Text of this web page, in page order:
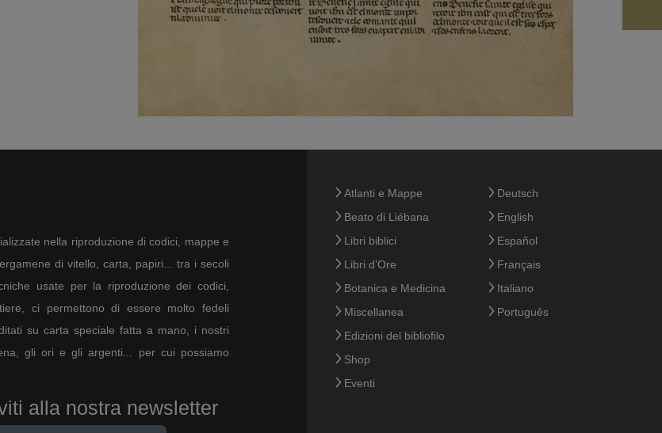
nella riproduzione di codici, mappe e
di vitello, carta, papiri... tra i secoli
usate per la riproduzione dei codici,
ci permettono di essere molto fedeli
su carta speciale fatta a mano, i nostri
gli ori e gli argenti... per cui possiamo
alla nostra newsletter
Atlanti e Mappe
Beato di Liébana
Libri biblici
Libri d’Ore
Botanica e Medicina
Miscellanea
Edizioni del bibliofilo
Shop
Eventi
Deutsch
English
Español
Français
Italiano
Português